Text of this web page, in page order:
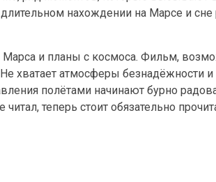
нахождении на Марсе и
и планы с космоса. Фильм,
хватает атмосферы безнадёжности
полётами начинают бурно
теперь стоит обязательно